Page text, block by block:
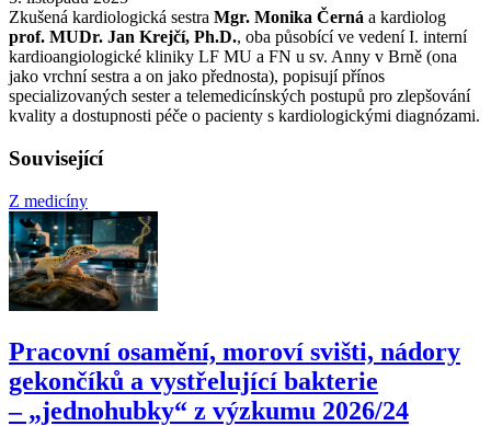
Zkušená kardiologická sestra Mgr. Monika Černá a kardiolog
prof. MUDr. Jan Krejčí, Ph.D., oba působící ve vedení I. interní
kardioangiologické kliniky LF MU a FN u sv. Anny v Brně (ona
jako vrchní sestra a on jako přednosta), popisují přínos
specializovaných sester a telemedicínských postupů pro zlepšování
kvality a dostupnosti péče o pacienty s kardiologickými diagnózami.
Související
Z medicíny
Pracovní osamění, moroví svišti, nádory
gekončíků a vystřelující bakterie
–⁠ „jednohubky“ z výzkumu 2026/24